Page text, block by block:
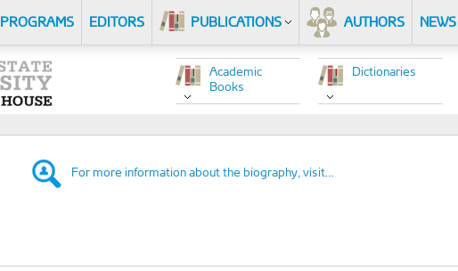
PROGRAMS EDITORS PUBLICATIONS AUTHORS NEWS
Dictionaries
Academic
Books
For more information about the biography, visit…